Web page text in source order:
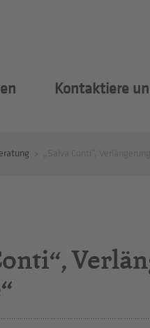
Kontaktiere